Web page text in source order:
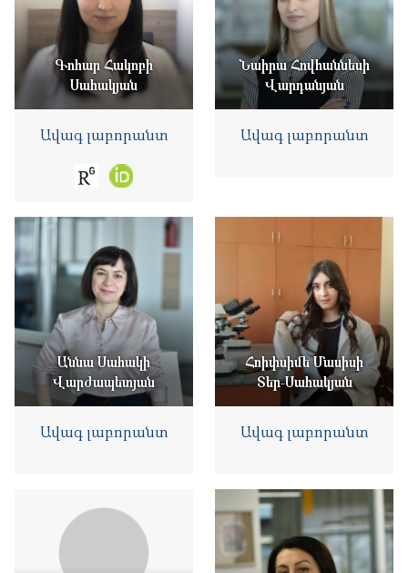
Գոհար Հակոբի
Սահակյան
Ավագ լաբորանտ
Նաիրա Հովհաննեսի
Վարդանյան
Ավագ լաբորանտ
Աննա Սահակի
Վարժապետյան
Ավագ լաբորանտ
Հռիփսիմե Մասիսի
Տեր-Սահակյան
Ավագ լաբորանտ